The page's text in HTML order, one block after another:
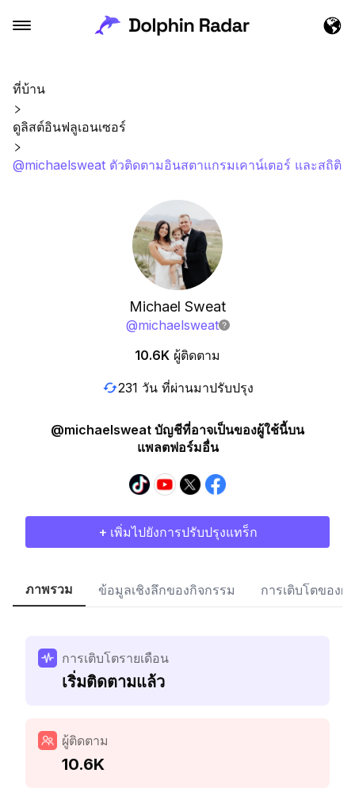
ที่บ้าน
ดูลิสต์อินฟลูเอนเซอร์
@michaelsweat ตัวติดตามอินสตาแกรมเคาน์เตอร์ และสถิติ
Michael Sweat
@michaelsweat
10.6K ผู้ติดตาม
231 วัน ที่ผ่านมาปรับปรุง
@michaelsweat บัญชีที่อาจเป็นของผู้ใช้นี้บน
แพลตฟอร์มอื่น
+ เพิ่มไปยังการปรับปรุงแทร็ก
ภาพรวม ข้อมูลเชิงลึกของกิจกรรม การเติบโตของผู้
การเติบโตรายเดือน
เริ่มติดตามแล้ว
ผู้ติดตาม
10.6K